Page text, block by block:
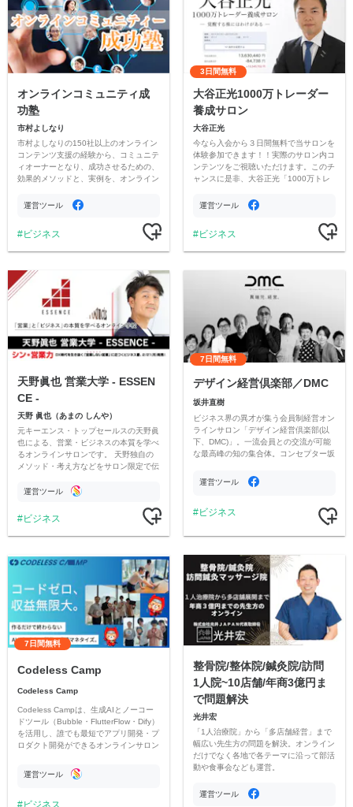
オンラインコミュニティ成
功塾
市村よしなり
市村よしなりの150社以上のオンライン
コンテンツ支援の経験から、コミュニテ
ィオーナーとなり、成功させるための、
効果的メソッドと、実例を、オンライン
成長していけるオンラインサロンです。
運営ツール
ビジネス
3日間無料
大谷正光1000万トレーダー
養成サロン
大谷正光
今なら入会から３日間無料で当サロンを
体験参加できます！！実際のサロン内コ
ンテンツをご視聴いただけます。このチ
ャンスに是非、大谷正光「1000万トレ
さい。
運営ツール
ビジネス
天野眞也 営業大学 - ESSEN
CE -
天野 眞也（あまの しんや）
元キーエンス・トップセールスの天野眞
也による、営業・ビジネスの本質を学べ
るオンラインサロンです。 天野独自の
メソッド・考え方などをサロン限定で伝
も開催します。
運営ツール
ビジネス
7日間無料
デザイン経営倶楽部／DMC
坂井直樹
ビジネス界の異才が集う会員制経営オン
ラインサロン「デザイン経営倶楽部(以
下、DMC)」。一流会員との交流が可能
な最高峰の知の集合体。コンセプター坂
り切るイノベーションコミュニティ。
運営ツール
ビジネス
7日間無料
Codeless Camp
Codeless Camp
Codeless Campは、生成AIとノーコー
ドツール（Bubble・FlutterFlow・Dify）
を活用し、誰でも最短でアプリ開発・プ
ロダクト開発ができるオンラインサロン
運営ツール
ビジネス
整骨院/整体院/鍼灸院/訪問
1人院~10店舗/年商3億円ま
で問題解決
光井宏
「1人治療院」から「多店舗経営」まで
幅広い先生方の問題を解決。オンライン
だけでなく各地で各テーマに沿って部活
動や食事会なども運営。
運営ツール